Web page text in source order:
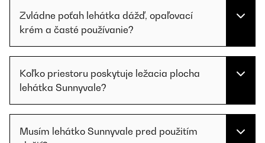
Zvládne poťah lehátka dážď, opaľovací
krém a časté používanie?
Koľko priestoru poskytuje ležacia plocha
lehátka Sunnyvale?
Musím lehátko Sunnyvale pred použitím